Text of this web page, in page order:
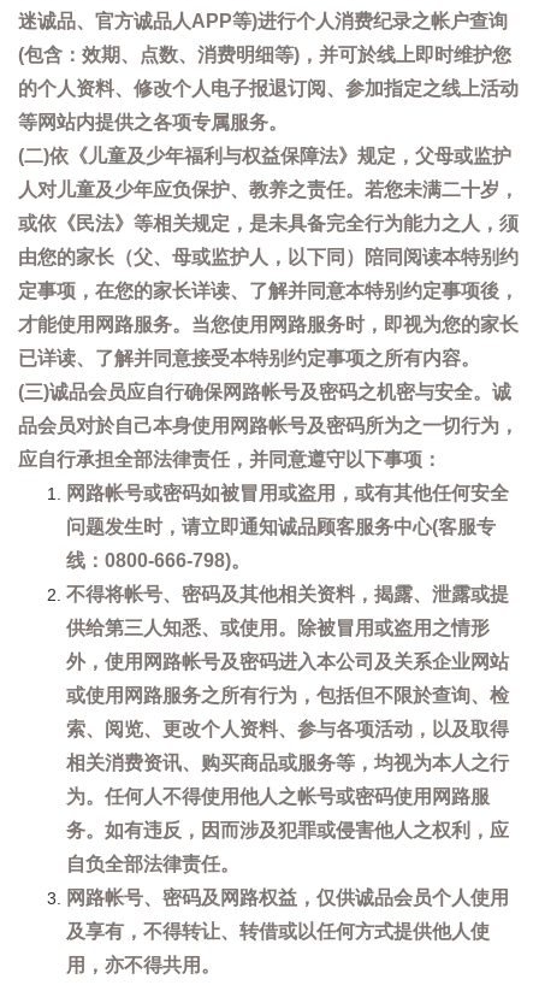
迷诚品、官方诚品人APP等)进行个人消费纪录之帐户查询
(包含：效期、点数、消费明细等)，并可於线上即时维护您
的个人资料、修改个人电子报退订阅、参加指定之线上活动
等网站内提供之各项专属服务。
(二)依《儿童及少年福利与权益保障法》规定，父母或监护
人对儿童及少年应负保护、教养之责任。若您未满二十岁，
或依《民法》等相关规定，是未具备完全行为能力之人，须
由您的家长（父、母或监护人，以下同）陪同阅读本特别约
定事项，在您的家长详读、了解并同意本特别约定事项後，
才能使用网路服务。当您使用网路服务时，即视为您的家长
已详读、了解并同意接受本特别约定事项之所有内容。
(三)诚品会员应自行确保网路帐号及密码之机密与安全。诚
品会员对於自己本身使用网路帐号及密码所为之一切行为，
应自行承担全部法律责任，并同意遵守以下事项：
网路帐号或密码如被冒用或盗用，或有其他任何安全
问题发生时，请立即通知诚品顾客服务中心(客服专
线：0800-666-798)。
不得将帐号、密码及其他相关资料，揭露、泄露或提
供给第三人知悉、或使用。除被冒用或盗用之情形
外，使用网路帐号及密码进入本公司及关系企业网站
或使用网路服务之所有行为，包括但不限於查询、检
索、阅览、更改个人资料、参与各项活动，以及取得
相关消费资讯、购买商品或服务等，均视为本人之行
为。任何人不得使用他人之帐号或密码使用网路服
务。如有违反，因而涉及犯罪或侵害他人之权利，应
自负全部法律责任。
网路帐号、密码及网路权益，仅供诚品会员个人使用
及享有，不得转让、转借或以任何方式提供他人使
用，亦不得共用。